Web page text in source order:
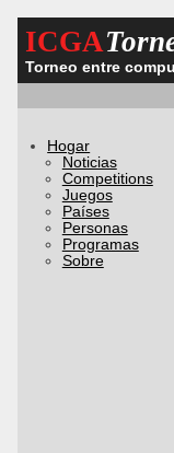
ICGA
Torneo entre
Hogar
Noticias
Competitions
Juegos
Países
Personas
Programas
Sobre